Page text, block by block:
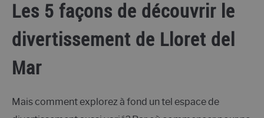
Les 5 façons de découvrir le
divertissement de Lloret del
Mar
Mais comment explorez à fond un tel espace de